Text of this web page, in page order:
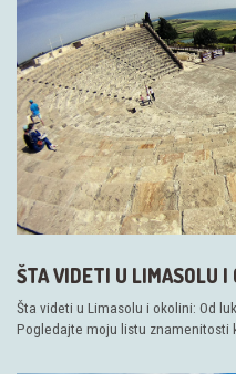
ŠTA VIDETI U LIMASOLU I
Šta videti u Limasolu i okolini: Od
Pogledajte moju listu znamenitosti